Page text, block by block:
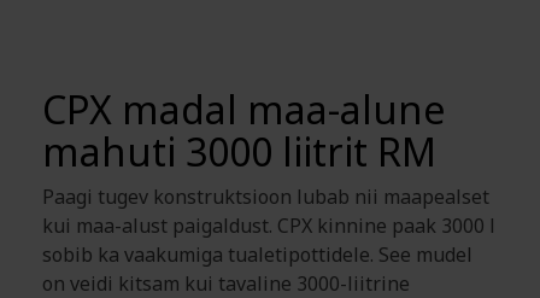
CPX madal maa-alune
mahuti 3000 liitrit RM
Paagi tugev konstruktsioon lubab nii maapealset
kui maa-alust paigaldust. CPX kinnine paak 3000 l
sobib ka vaakumiga tualetipottidele. See mudel
on veidi kitsam kui tavaline 3000-liitrine